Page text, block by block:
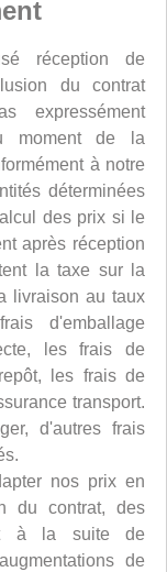
réception de
du contrat
expressément
moment de la
à notre
déterminées
des prix si le
après réception
la taxe sur la
livraison au taux
d'emballage
les frais de
les frais de
transport.
d'autres frais
nos prix en
du contrat, des
à la suite de
de